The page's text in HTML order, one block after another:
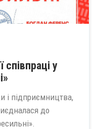
у
і підприємництва,
до